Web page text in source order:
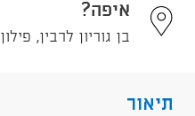
איפה?
בן גוריון לרבין, פילון 5, תל אביב - יפו
תיאור